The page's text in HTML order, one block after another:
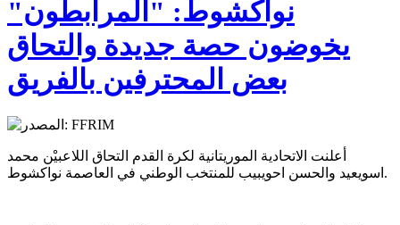
نواكشوط: "المرابطون"
يخوضون حصة جديدة والتحاق
بعض المحترفين بالفريق
أعلنت الاتحادية الموريتانية لكرة القدم التحاق اللاعبيْن محمد
اسويعيد والحسن احويبيب للمنتخب الوطني في العاصمة نواكشوط.